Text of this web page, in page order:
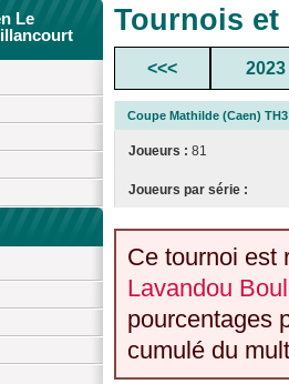
Le
Tournois
<<< 2023
Coupe Mathilde (Caen) TH3
Joueurs : 81
Joueurs par série :
Ce tournoi est
Lavandou
pourcentages
cumulé du